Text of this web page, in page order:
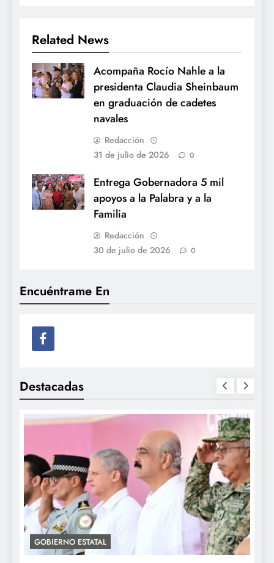
Encuéntrame En
Destacadas
GOBIERNO ESTATAL
Related News
Acompaña Rocío Nahle a la
presidenta Claudia Sheinbaum
en graduación de cadetes
navales
Redacción
31 de julio de 2026
0
Entrega Gobernadora 5 mil
apoyos a la Palabra y a la
Familia
Redacción
30 de julio de 2026
0